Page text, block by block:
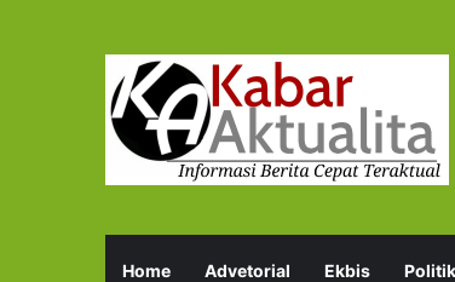
Home Advetorial Ekbis Politik